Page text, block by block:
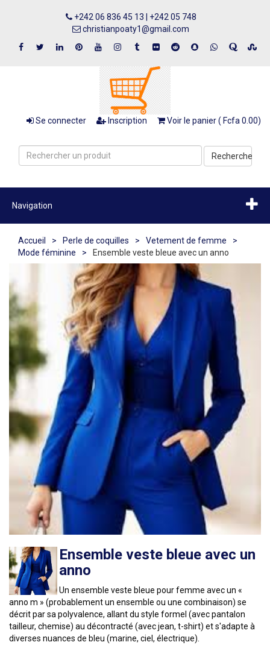
+242 06 836 45 13 | +242 05 748
christianpoaty1@gmail.com
Se connecter Inscription Voir le panier ( Fcfa 0.00)
Recherche
Navigation
Accueil > Perle de coquilles > Vetement de femme
>
Mode féminine
> Ensemble veste bleue avec un anno
Ensemble veste bleue avec un
anno
Un ensemble veste bleue pour femme avec un «
anno m » (probablement un ensemble ou une combinaison) se
décrit par sa polyvalence, allant du style formel (avec pantalon
tailleur, chemise) au décontracté (avec jean, t-shirt) et s'adapte à
diverses nuances de bleu (marine, ciel, électrique).